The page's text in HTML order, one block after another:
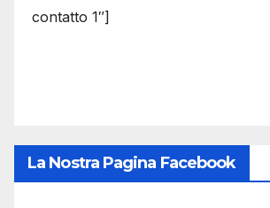
contatto 1″]
La Nostra Pagina Facebook